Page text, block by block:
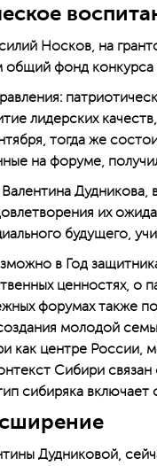
­Носков, на
общий фонд
лидерских
тогда же
на форуме,
Валентина
их
будущего,
в Год
ценностях, о
форумах также
молодой
как центре России,
Сибири
сибиряка
Дудниковой,